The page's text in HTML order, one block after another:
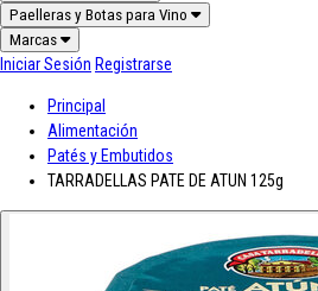
Paelleras y Botas para Vino
Marcas
Asturiana Baron D'Arignac
vino JB
CH Rousseau Calvet Campoamor
ColacaoColavita Condes de AlbareiCristal
Iniciar Sesión Registrarse
Principal
Alimentación
Patés y Embutidos
TARRADELLAS PATE DE ATUN 125g